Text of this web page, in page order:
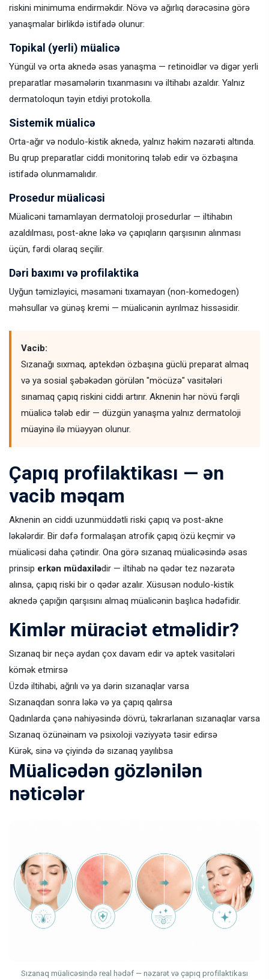
riskini minimuma endirməkdir. Növə və ağırlıq dərəcəsinə görə
yanaşmalar birlikdə istifadə olunur:
Topikal (yerli) müalicə
Yüngül və orta aknedə əsas yanaşma — retinoidlər və digər yerli
preparatlar məsamələrin tıxanmasını və iltihabı azaldır. Yalnız
dermatoloqun təyin etdiyi protokolla.
Sistemik müalicə
Orta-ağır və nodulo-kistik aknedə, yalnız həkim nəzarəti altında.
Bu qrup preparatlar ciddi monitorinq tələb edir və özbaşına
istifadə olunmamalıdır.
Prosedur müalicəsi
Müalicəni tamamlayan dermatoloji prosedurlar — iltihabın
azaldılması, post-akne ləkə və çapıqların qarşısının alınması
üçün, fərdi olaraq seçilir.
Dəri baxımı və profilaktika
Uyğun təmizləyici, məsaməni tıxamayan (non-komedogen)
məhsullar və günəş kremi — müalicənin ayrılmaz hissəsidir.
Vacib:
Sızanağı sıxmaq, aptekdən özbaşına güclü preparat almaq
və ya sosial şəbəkədən görülən "möcüzə" vasitələri
sınamaq çapıq riskini ciddi artırır. Aknenin hər növü fərqli
müalicə tələb edir — düzgün yanaşma yalnız dermatoloji
müayinə ilə müəyyən olunur.
Çapıq profilaktikası — ən
vacib məqam
Aknenin ən ciddi uzunmüddətli riski çapıq və post-akne
ləkələrdir. Bir dəfə formalaşan atrofik çapıq özü keçmir və
müalicəsi daha çətindir. Ona görə sızanaq müalicəsində əsas
prinsip erkən müdaxilədir — iltihab nə qədər tez nəzarətə
alınsa, çapıq riski bir o qədər azalır. Xüsusən nodulo-kistik
aknedə çapığın qarşısını almaq müalicənin başlıca hədəfidir.
Kimlər müraciət etməlidir?
Sızanaq bir neçə aydan çox davam edir və aptek vasitələri
kömək etmirsə
Üzdə iltihabi, ağrılı və ya dərin sızanaqlar varsa
Sızanaqdan sonra ləkə və ya çapıq qalırsa
Qadınlarda çənə nahiyəsində dövrü, təkrarlanan sızanaqlar varsa
Sızanaq özünəinam və psixoloji vəziyyətə təsir edirsə
Kürək, sinə və çiyində də sızanaq yayılıbsa
Müalicədən gözlənilən
nəticələr
Sızanaq müalicəsində real hədəf — nəzarət və çapıq profilaktikası